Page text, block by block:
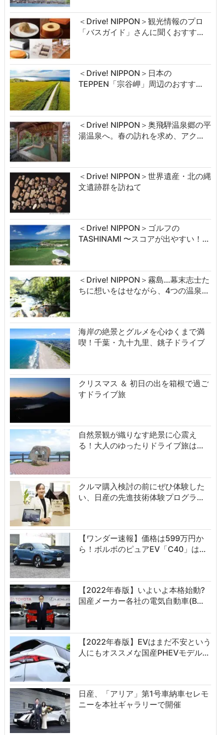
＜Drive! NIPPON＞観光情報のプロ
「バスガイド」さんに聞くおすす…
＜Drive! NIPPON＞日本の
TEPPEN「宗谷岬」周辺のおすす…
＜Drive! NIPPON＞奥飛騨温泉郷の平
湯温泉へ。春の訪れを求め、アク…
＜Drive! NIPPON＞世界遺産・北の縄
文遺跡群を訪ねて
＜Drive! NIPPON＞ゴルフの
TASHINAMI 〜スコアが出やすい！…
＜Drive! NIPPON＞霧島…幕末志士た
ちに想いをはせながら、4つの温泉…
海岸の絶景とグルメを心ゆくまで満
喫！千葉・九十九里、銚子ドライブ
クリスマス ＆ 初日の出を箱根で過ご
すドライブ旅
自然景観が織りなす絶景に心震え
る！大人のゆったりドライブ旅は…
クルマ購入検討の前にぜひ体験した
い、日産の先進技術体験プログラ…
【ワンダー速報】価格は599万円か
ら！ボルボのピュアEV「C40」は…
【2022年春版】いよいよ本格始動?
国産メーカー各社の電気自動車(B…
【2022年春版】EVはまだ不安という
人にもオススメな国産PHEVモデル…
日産、「アリア」第1号車納車セレモ
ニーを本社ギャラリーで開催